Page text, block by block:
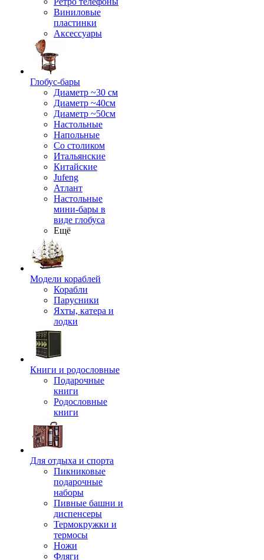
Виниловые
пластинки
Аксессуары
Глобус-бары
Диаметр ~30 см
Диаметр ~40см
Диаметр ~50см
Настольные
Напольные
Со столиком
Итальянские
Китайские
Jufeng
Атлант
Настольные
мини-бары в
виде глобуса
Ещё
Модели кораблей
Корабли
Парусники
Яхты, катера и
лодки
Книги и родословные
Подарочные
книги
Родословные
книги
Для отдыха и спорта
Пикниковые
подарочные
наборы
Пивные башни и
диспенсеры
Термокружки и
термосы
Ножи
Фляги